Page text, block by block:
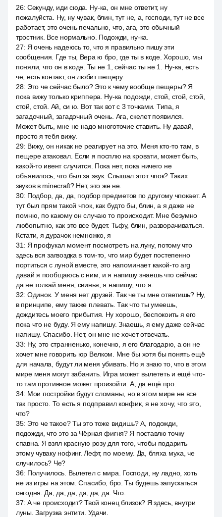
26: Секунду, иди сюда. Ну-ка, он мне ответит, ну
пожалуйста. Ну, ну чувак, блин, тут не, а, господи, тут не все
работает, это очень печально, что, ага, это обычный
тростник. Все нормально. Подожди, ну-ка.
27: Я очень надеюсь то, что я правильно пишу эти
сообщения. Где ты, Вера ю бро, где ты в коде. Хорошо, мы
поняли, что он в коде. Ты не 1, сейчас ты не 1. Ну-ка, есть
че, есть контакт, он любит пещеру.
28: Это че сейчас было? Это к чему вообще пещеры? Я
пока вижу только криппера. Ну-ка подожди, стой, стой, стой,
стой, стой. Ай, си ю. Вот так вот с 3 точками. Типа, я
загадочный, загадочный очень. Ага, скелет появился.
Может быть, мне не надо многоточие ставить. Ну давай,
просто я тебя вижу.
29: Вижу, он никак не реагирует на это. Меня кто-то там, в
пещере атаковал. Если я посплю на кровати, может быть,
какой-то ивент случится. Пока нет, пока ничего не
объявилось, что был за звук. Слышал этот чпок? Таких
звуков в minecraft? Нет, это же не.
30: Подбор, да, да, подбор предметов по другому чпокает. А
тут был прям такой чпок, как будто бы, блин, а я даже не
помню, по какому он случаю то происходит. Мне безумно
любопытно, как это все будет. Тьфу, блин, разворачиваться.
Кстати, я дурачок немножко, я
31: Я профукал момент посмотреть на луну, потому что
здесь вся загвоздка в том-то, что мир будет постепенно
портиться с луной вместе, это напоминает какой-то arg
давай я пообщаюсь с ним, и я напишу знаешь что сейчас
да не толкай меня, свинья, я напишу, что я.
32: Одинок. У меня нет друзей. Так че ты мне ответишь? Ну,
в принципе, ему также плевать. Так что ты умеешь,
дождитесь моего прибытия. Ну хорошо, беспокоить я его
пока что не буду. Я ему напишу. Знаешь, я ему даже сейчас
напишу. Спасибо. Нет, он мне не хочет отвечать.
33: Ну, это странненько, конечно, я его благодарю, а он не
хочет мне говорить юр Велком. Мне бы хотя бы понять ещё
для начала, будут ли меня убивать. Но я знаю то, что в этом
мире меня могут забанить. Игра может вылететь и ещё что-
то там противное может произойти. А, да ещё про.
34: Мои постройки будут сломаны, но в этом мире не все
так просто. То есть я подправил конфик, я не хочу, что это,
что?
35: Это че такое? Ты это тоже видишь? А, подожди,
подожди, что это за Чёрная фигня? Я поставлю точку
спавна. Я взял красную розу для того, чтобы подарить
этому чуваку нофинг. Лефт, по моему. Да, бляха муха, че
случилось? Че?
36: Получилось. Вылетел с мира. Господи, ну ладно, хоть
не из игры на этом. Спасибо, бро. Ты будешь запускаться
сегодня. Да, да, да, да, да, да. Что.
37: А че происходит? Твой конец близок? Я здесь, внутри
луны. Загрузка энтити. Удачи.